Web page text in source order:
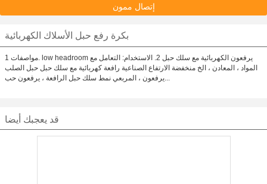
إتصال ممون
بكرة رفع حبل الأسلاك الكهربائية
مواصفات 1. low headroom يرفعون الكهربائية مع سلك حبل 2. الاستخدام: التعامل مع
المواد ، المعادن ، الخ منخفضة الارتفاع الصناعية رافعة كهربائية مع سلك حبل حبل الصلب
يرفعون ، المربعي نمط سلك حبل الرافعة ، يرفعون حب...
قد يعجبك أيضا